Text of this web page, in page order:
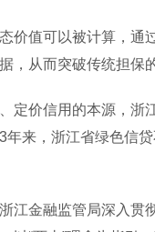
值可以被计算，通
，从而突破传统担保
价信用的本源，浙
来，浙江省绿色信
金融监管局深入贯